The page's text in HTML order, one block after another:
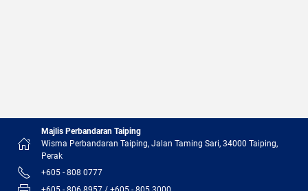
Majlis Perbandaran Taiping
Wisma Perbandaran Taiping, Jalan Taming Sari, 34000 Taiping,
Perak
+605 - 808 0777